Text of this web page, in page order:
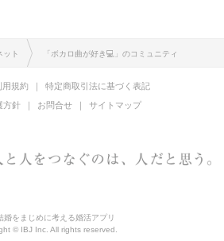
ット 「ボカロ曲が好き💻」のコミュニティ
用規約
特定商取引法に基づく表記
方針
お問合せ サイトマップ
婚をまじめに考える婚活アプリ
© IBJ Inc. All rights reserved.